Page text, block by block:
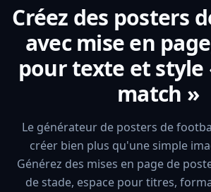
Créez des posters
avec mise en
pour texte et style
match »
Le générateur de posters de
créer bien plus qu'une simple
Générez des mises en page de
de stade, espace pour titres,